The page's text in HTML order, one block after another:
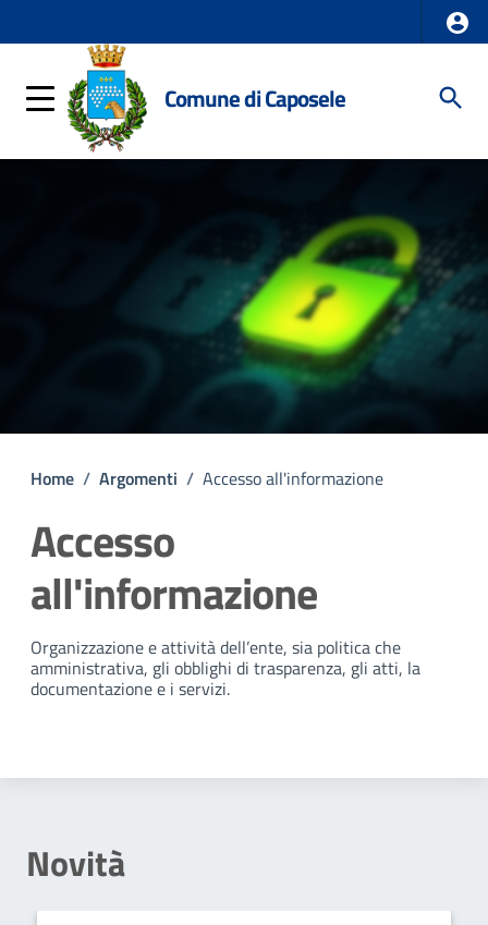
Comune di Caposele
Home / Argomenti / Accesso all'informazione
Accesso
all'informazione
Dettagli della notizia
Organizzazione e attività dell’ente, sia politica che
amministrativa, gli obblighi di trasparenza, gli atti, la
documentazione e i servizi.
Novità